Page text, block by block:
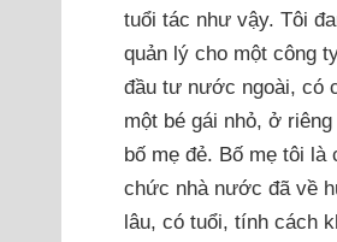
tuổi tác như vậy. Tôi
quản lý cho một công
đầu tư nước ngoài, có
một bé gái nhỏ, ở riêng
bố mẹ đẻ. Bố mẹ tôi là
chức nhà nước đã về
lâu, có tuổi, tính cách